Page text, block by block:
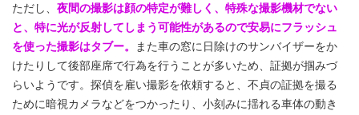
ただし、 夜間の撮影は顔の特定が難しく、特殊な撮影機材でない
と、特に光が反射してしまう可能性があるので安易にフラッシュ
を使った撮影はタブー。
また車の窓に日除けのサンバイザーをか
けたりして後部座席で行為を行うことが多いため、証拠が掴みづ
らいようです。探偵を雇い撮影を依頼すると、不貞の証拠を撮る
ために暗視カメラなどをつかったり、小刻みに揺れる車体の動き